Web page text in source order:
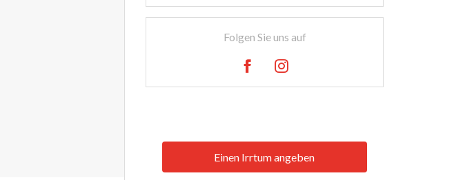
Folgen Sie uns auf
Einen Irrtum angeben